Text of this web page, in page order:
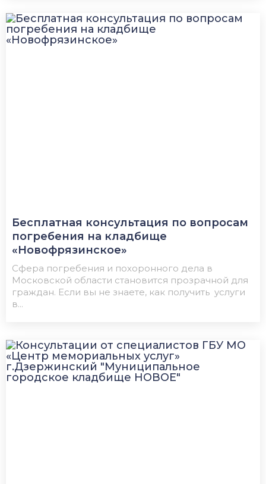
Бесплатная консультация по вопросам
погребения на кладбище
«Новофрязинское»
Сфера погребения и похоронного дела в
Московской области становится прозрачной для
граждан. Если вы не знаете, как получить услуги
в...